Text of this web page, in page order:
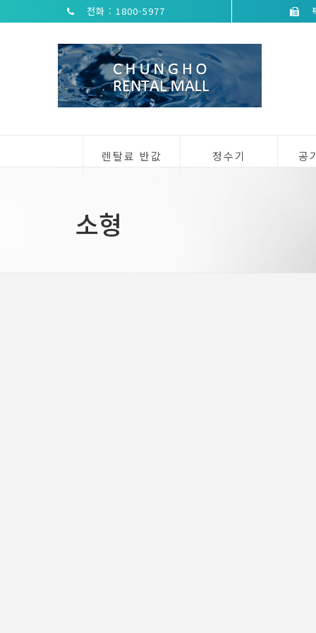
전화 : 1800-5977
렌탈료 반값 정수기 공
소형